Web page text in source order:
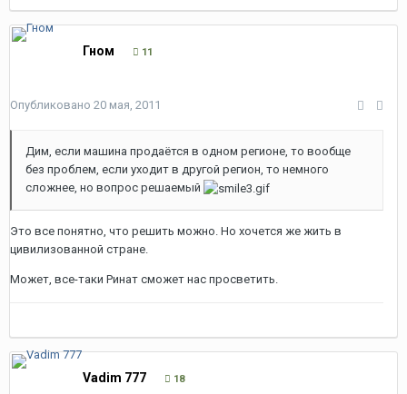
Гном 11
Опубликовано 20 мая, 2011
Дим, если машина продаётся в одном регионе, то вообще
без проблем, если уходит в другой регион, то немного
сложнее, но вопрос решаемый
Это все понятно, что решить можно. Но хочется же жить в
цивилизованной стране.
Может, все-таки Ринат сможет нас просветить.
Vadim 777 18